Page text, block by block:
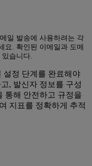
일 발송에 사용하려는 각
요. 확인된 이메일과 도메
습니다.
설정 단계를 완료해야
, 발신자 정보를 구성
통해 안전하고 규정을
지표를 정확하게 추적